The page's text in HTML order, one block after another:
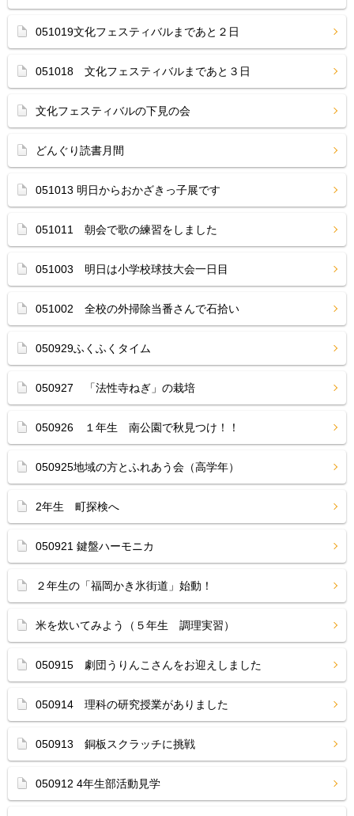
051019文化フェスティバルまであと２日
051018 文化フェスティバルまであと３日
文化フェスティバルの下見の会
どんぐり読書月間
051013 明日からおかざきっ子展です
051011 朝会で歌の練習をしました
051003 明日は小学校球技大会一日目
051002 全校の外掃除当番さんで石拾い
050929ふくふくタイム
050927 「法性寺ねぎ」の栽培
050926 １年生 南公園で秋見つけ！！
050925地域の方とふれあう会（高学年）
2年生 町探検へ
050921 鍵盤ハーモニカ
２年生の「福岡かき氷街道」始動！
米を炊いてみよう（５年生 調理実習）
050915 劇団うりんこさんをお迎えしました
050914 理科の研究授業がありました
050913 銅板スクラッチに挑戦
050912 4年生部活動見学